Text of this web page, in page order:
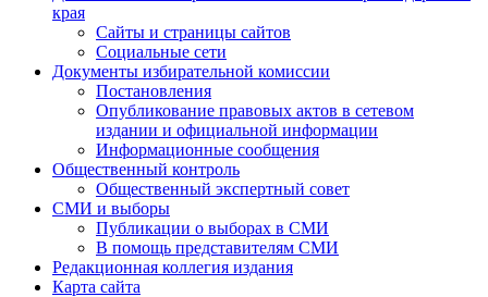
края
Сайты и страницы сайтов
Социальные сети
Документы избирательной комиссии
Постановления
Опубликование правовых актов в сетевом
издании и официальной информации
Информационные сообщения
Общественный контроль
Общественный экспертный совет
СМИ и выборы
Публикации о выборах в СМИ
В помощь представителям СМИ
Редакционная коллегия издания
Карта сайта